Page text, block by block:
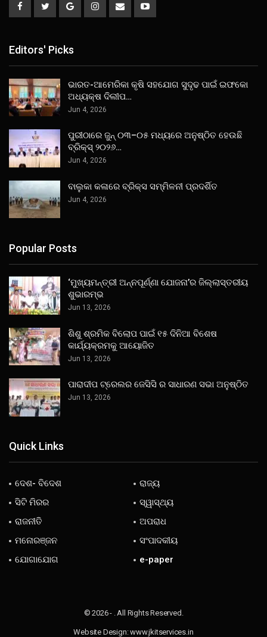
Editors' Picks
ଭାରତ-ଆମେରିକା କୃଷି ସହଯୋଗ ସୁଦୃଢ ପାଇଁ ଇଫକୋ
ଅଧ୍ୟକ୍ଷ ଦିଲୀପ…
Jun 4, 2026
ପୁରୀଠାରେ ଜୁନ୍ ୦୩–୦୫ ମଧ୍ୟରେ ଅନୁଷ୍ଠିତ ହେଉଛି
ବ୍ରିକ୍ସ୍ ୨୦୨୬…
Jun 4, 2026
ବାଲୁକା କଳାରେ ବ୍ରିକ୍ସ ସମ୍ମିଳନୀ ପ୍ରଦର୍ଶିତ
Jun 4, 2026
Popular Posts
‘ମୁଖ୍ୟମନ୍ତ୍ରୀ ଅନ୍ନପୂର୍ଣ୍ଣା ଯୋଜନା’ର ଜିଲ୍ଲାସ୍ତରୀୟ
ଶୁଭାରମ୍ଭ
Jun 13, 2026
ଶିଶୁ ଶ୍ରମିକ ବିଲୋପ ପାଇଁ ୧୫ ଦିନିଆ ବିଶେଷ
କାର୍ଯ୍ୟକ୍ରମକୁ ଆୟୋଜିତ
Jun 13, 2026
ପାରାଦୀପ ଟ୍ରେଲର ଜେସିସି ର ସାଧାରଣ ସଭା ଅନୁଷ୍ଠିତ
Jun 13, 2026
Quick Links
ଦେଶ- ବିଦେଶ
ରାଜ୍ୟ
ସିଟି ମିରର
ସ୍ୱାସ୍ଥ୍ୟ
ରାଜନୀତି
ଅପରାଧ
ମନୋରଞ୍ଜନ
ସଂପାଦକୀୟ
ଯୋଗାଯୋଗ
e-paper
© 2026 - . All Rights Reserved.
Website Design:www.jkitservices.in